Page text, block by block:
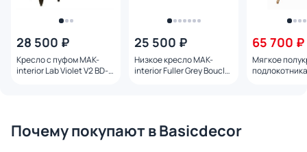
28 500 ₽
Кресло с пуфом MAK-
interior Lab Violet V2 BD-
25 500 ₽
Низкое кресло MAK-
interior Fuller Grey Boucle
65 700 ₽
Мягкое
подлокотниками
Почему покупают в Basicdecor